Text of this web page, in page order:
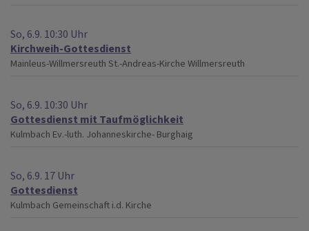
So, 6.9. 10:30 Uhr
Kirchweih-Gottesdienst
Mainleus-Willmersreuth St.-Andreas-Kirche Willmersreuth
So, 6.9. 10:30 Uhr
Gottesdienst mit Taufmöglichkeit
Kulmbach Ev.-luth. Johanneskirche- Burghaig
So, 6.9. 17 Uhr
Gottesdienst
Kulmbach Gemeinschaft i.d. Kirche